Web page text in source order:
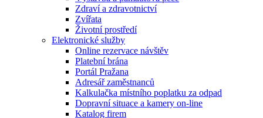
Zdraví a zdravotnictví
Zvířata
Životní prostředí
Elektronické služby
Online rezervace návštěv
Platební brána
Portál Pražana
Adresář zaměstnanců
Kalkulačka místního poplatku za odpad
Dopravní situace a kamery on-line
Katalog firem